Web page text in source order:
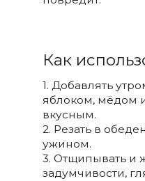
Как
1. Добавлять
яблоком, мёдом
вкусным.
2. Резать в
ужином.
3. Отщипывать и
задумчивости,